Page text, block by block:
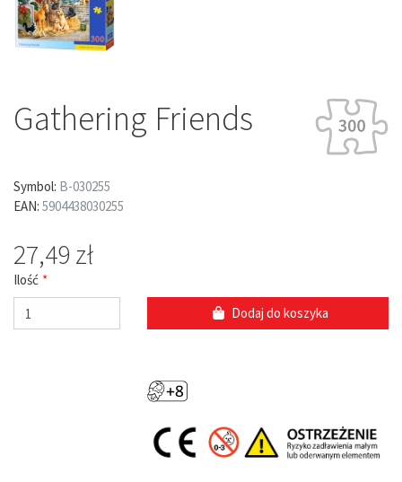
Gathering Friends
Symbol: B-030255
EAN: 5904438030255
27,49 zł
Ilość
Dodaj do koszyka